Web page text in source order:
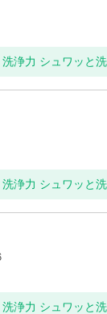
浄力 シュワッと
浄力 シュワッと
浄力 シュワッと